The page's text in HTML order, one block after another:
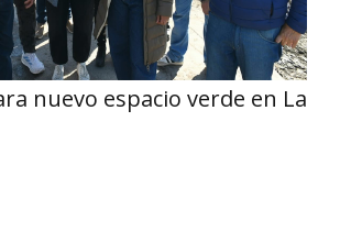
nuevo espacio verde en La